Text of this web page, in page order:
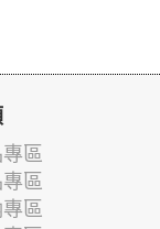
區
區
區